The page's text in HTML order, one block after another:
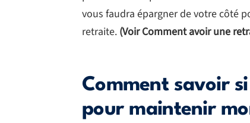
vous faudra épargner de votre côté
retraite. (Voir Comment avoir une
Comment savoir
pour maintenir